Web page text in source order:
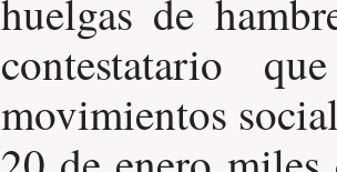
huelgas de
contestatario
movimientos